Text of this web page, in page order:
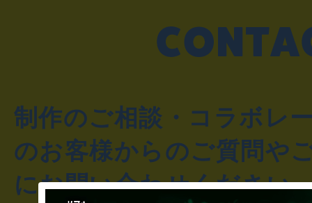
制作のご相談・コラボレ
のお客様からのご質問や
にお問い合わせください